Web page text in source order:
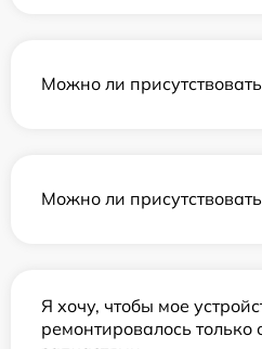
Можно ли
Можно ли
Я хочу, чтобы мое
ремонтировалось